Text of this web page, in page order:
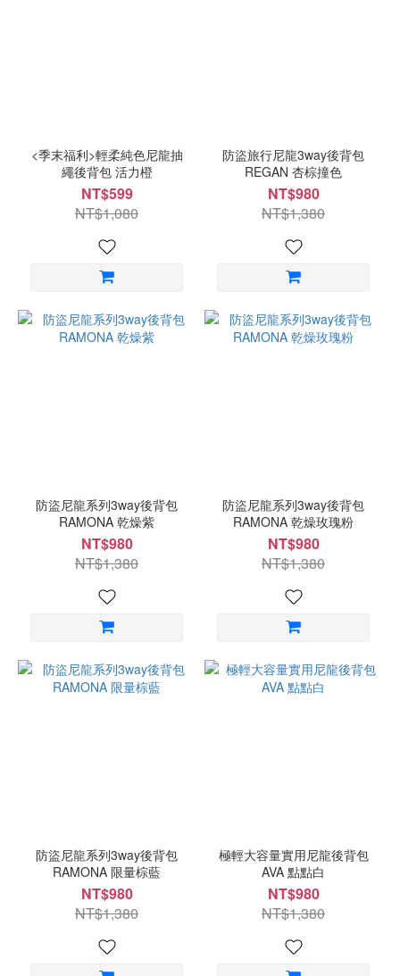
<季末福利>輕柔純色尼龍抽
繩後背包 活力橙
NT$599
NT$1,080
防盜旅行尼龍3way後背包
REGAN 杏棕撞色
NT$980
NT$1,380
防盜尼龍系列3way後背包
RAMONA 乾燥紫
NT$980
NT$1,380
防盜尼龍系列3way後背包
RAMONA 乾燥玫瑰粉
NT$980
NT$1,380
防盜尼龍系列3way後背包
RAMONA 限量棕藍
NT$980
NT$1,380
極輕大容量實用尼龍後背包
AVA 點點白
NT$980
NT$1,380